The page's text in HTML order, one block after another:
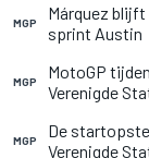
MGP
Márquez
sprint Austin
MGP
MotoGP
Verenigde
MGP
De
Verenigde